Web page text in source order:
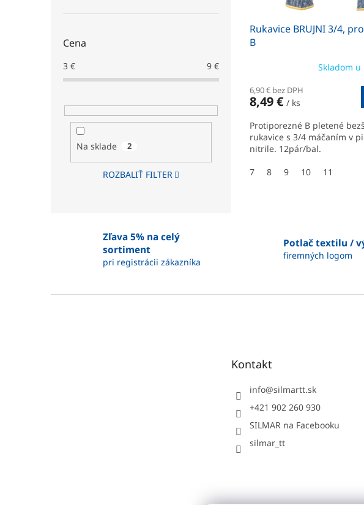
Cena
3 € 9 €
Na sklade 2
ROZBALIŤ FILTER
Rukavice BRUJNI 3/4,
B
Skladom u
6,90 € bez DPH
8,49 € / ks
Protiporezné B pletené
rukavice s 3/4 máčaním v
nitrile. 12pár/bal.
7
8 9 10 11
Zľava 5% na celý
sortiment
pri registrácii zákazníka
Potlač textilu /
firemných logom
Kontakt
info@silmartt.sk
+421 902 260 930
SILMAR na Facebooku
silmar_tt